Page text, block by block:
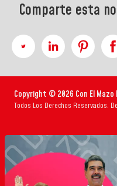
Comparte esta
Copyright © 2026 Con El Mazo
Todos Los Derechos Reservados.